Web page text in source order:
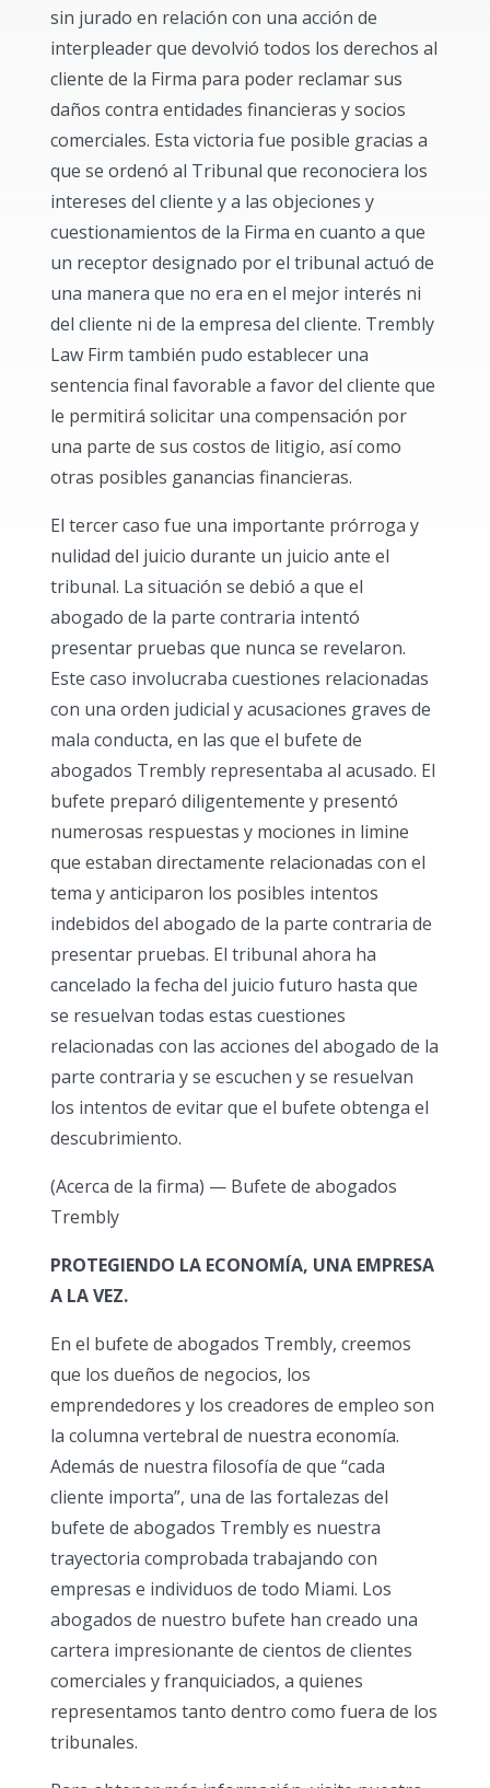
sin jurado en relación con una acción de
interpleader que devolvió todos los derechos al
cliente de la Firma para poder reclamar sus
daños contra entidades financieras y socios
comerciales. Esta victoria fue posible gracias a
que se ordenó al Tribunal que reconociera los
intereses del cliente y a las objeciones y
cuestionamientos de la Firma en cuanto a que
un receptor designado por el tribunal actuó de
una manera que no era en el mejor interés ni
del cliente ni de la empresa del cliente. Trembly
Law Firm también pudo establecer una
sentencia final favorable a favor del cliente que
le permitirá solicitar una compensación por
una parte de sus costos de litigio, así como
otras posibles ganancias financieras.
El tercer caso fue una importante prórroga y
nulidad del juicio durante un juicio ante el
tribunal. La situación se debió a que el
abogado de la parte contraria intentó
presentar pruebas que nunca se revelaron.
Este caso involucraba cuestiones relacionadas
con una orden judicial y acusaciones graves de
mala conducta, en las que el bufete de
abogados Trembly representaba al acusado. El
bufete preparó diligentemente y presentó
numerosas respuestas y mociones in limine
que estaban directamente relacionadas con el
tema y anticiparon los posibles intentos
indebidos del abogado de la parte contraria de
presentar pruebas. El tribunal ahora ha
cancelado la fecha del juicio futuro hasta que
se resuelvan todas estas cuestiones
relacionadas con las acciones del abogado de la
parte contraria y se escuchen y se resuelvan
los intentos de evitar que el bufete obtenga el
descubrimiento.
(Acerca de la firma) — Bufete de abogados
Trembly
PROTEGIENDO LA ECONOMÍA, UNA EMPRESA
A LA VEZ.
En el bufete de abogados Trembly, creemos
que los dueños de negocios, los
emprendedores y los creadores de empleo son
la columna vertebral de nuestra economía.
Además de nuestra filosofía de que “cada
cliente importa”, una de las fortalezas del
bufete de abogados Trembly es nuestra
trayectoria comprobada trabajando con
empresas e individuos de todo Miami. Los
abogados de nuestro bufete han creado una
cartera impresionante de cientos de clientes
comerciales y franquiciados, a quienes
representamos tanto dentro como fuera de los
tribunales.